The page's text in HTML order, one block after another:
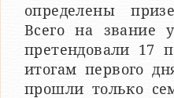
определены
Всего на звание
претендовали 17
итогам первого
прошли только